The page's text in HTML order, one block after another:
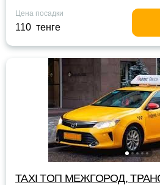
Цена посадки
110 тенге
TAXI TOП МЕЖГОРОД,